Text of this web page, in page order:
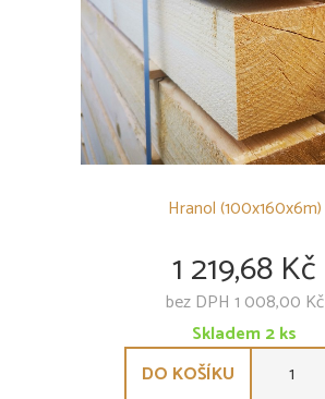
Hranol (100x160x6m)
1 219,68 Kč
bez DPH 1 008,00 Kč
Skladem2ks
DO KOŠÍKU